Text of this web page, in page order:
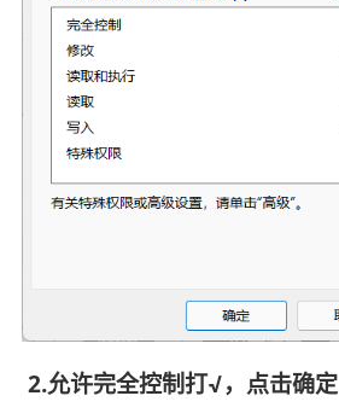
2.允许完全控制打√，点击确定